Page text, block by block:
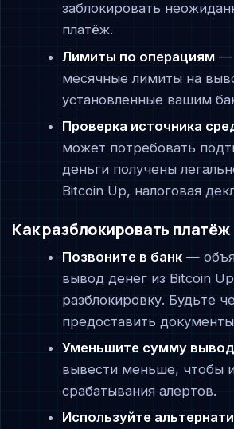
заблокировать
платёж.
Лимиты по операциям—
месячные лимиты на
установленные вашим
Проверка источника
может потребовать
деньги получены
Bitcoin Up, налоговая
Как разблокировать платёж
Позвоните в банк—
вывод денег из Bitcoin
разблокировку. Будьте
предоставить
Уменьшите сумму
вывести меньше, чтобы
срабатывания алертов.
Используйте